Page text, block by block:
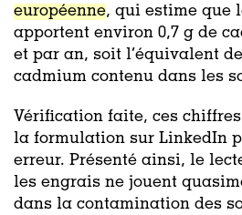
européenne, qui estime que
apportent environ 0,7 g de
et par an, soit l’équivalent
cadmium contenu dans les
Vérification faite, ces
la formulation sur LinkedIn
erreur. Présenté ainsi, le
les engrais ne jouent
dans la contamination des